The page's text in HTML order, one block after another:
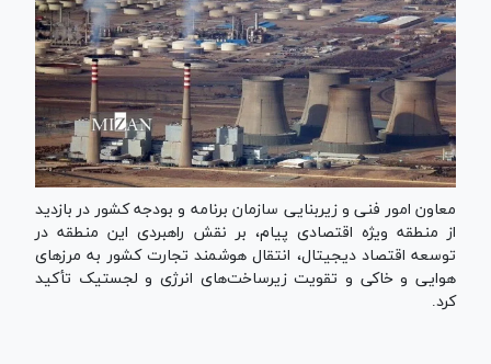
معاون امور فنی و زیربنایی سازمان برنامه و بودجه کشور در بازدید
از منطقه ویژه اقتصادی پیام، بر نقش راهبردی این منطقه در
توسعه اقتصاد دیجیتال، انتقال هوشمند تجارت کشور به مرز‌های
هوایی و خاکی و تقویت زیرساخت‌های انرژی و لجستیک تأکید
کرد.